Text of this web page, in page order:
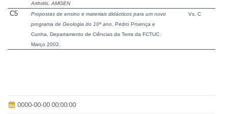
Arthritis, AMGEN
C5 Propostas de ensino e materiais didácticos para um novo
programa de Geologia do 10º ano Pedro Proença e
Cunha
Departamento de Ciências da Terra da FCTUC,
Março 2002.
Vs, C
0000-00-00 00:00:00